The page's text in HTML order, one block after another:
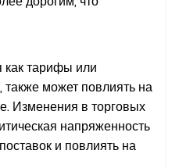
как тарифы или
также может повлиять на
Изменения в торговых
напряженность
и повлиять на